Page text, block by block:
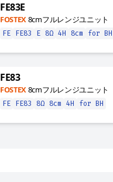
FE83E
FOSTEX8cmフルレンジユニット
FE FE83 E 8Ω 4H 8cm for BH
FE83
FOSTEX8cmフルレンジユニット
FE FE83 8Ω 8cm 4H for BH